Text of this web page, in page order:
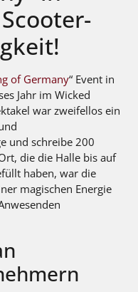
of Germany“ Event in
Jahr im Wicked
war zweifellos ein
und schreibe 200
die die Halle bis auf
haben, war die
magischen Energie